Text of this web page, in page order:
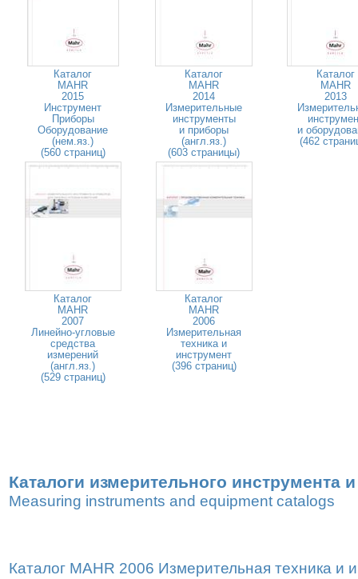
Каталог
MAHR
2015
Инструмент
Приборы
Оборудование
(нем.яз.)
(560 страниц)
Каталог
MAHR
2014
Измерительные
инструменты
и приборы
(англ.яз.)
(603 страницы)
Каталог
MAHR
2013
и
(462
Каталог
MAHR
2007
Линейно-угловые
средства
измерений
(англ.яз.)
(529 страниц)
Каталог
MAHR
2006
Измерительная
техника и
инструмент
(396 страниц)
Каталоги измерительного инструмента
Measuring instruments and equipment catalogs
Каталог MAHR 2006 Измерительная техника и